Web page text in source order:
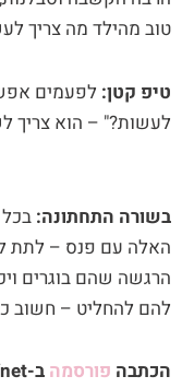
טוב מהילד מה צריך
טיפ קטן: לפעמים
לעשות?" – הוא צריך
בשורה התחתונה:
האלה עם פנס – לתת
הרגשה שהם בוגרים
להם להחליט – חשוב
הכתבה פורסמה ב-Ynet ב-10.10.2013